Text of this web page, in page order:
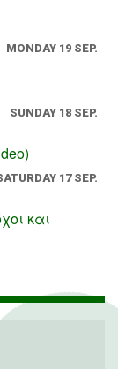
MONDAY 19 SEP.
SUNDAY 18 SEP.
17 SEP.
και